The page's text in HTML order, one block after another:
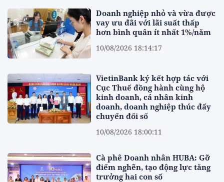
Doanh nghiệp nhỏ và vừa được
vay ưu đãi với lãi suất thấp
hơn bình quân ít nhất 1%/năm
10/08/2026 18:14:17
VietinBank ký kết hợp tác với
Cục Thuế đồng hành cùng hộ
kinh doanh, cá nhân kinh
doanh, doanh nghiệp thúc đẩy
chuyển đổi số
10/08/2026 18:00:11
Cà phê Doanh nhân HUBA: Gỡ
điểm nghẽn, tạo động lực tăng
trưởng hai con số